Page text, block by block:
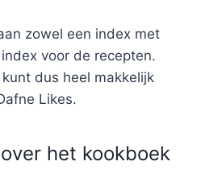
zowel een index met
voor de recepten.
dus heel makkelijk
Likes.
het kookboek